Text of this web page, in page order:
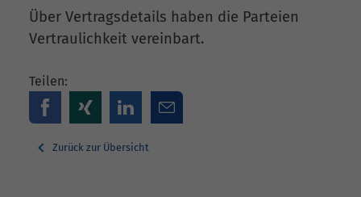
Über Vertragsdetails haben die Parteien
Vertraulichkeit vereinbart.
Teilen:
Zurück zur Übersicht